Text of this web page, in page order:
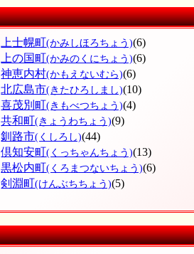
上士幌町(かみしほろちょう)(6)
上の国町(かみのくにちょう)(6)
神恵内村(かもえないむら)(6)
北広島市(きたひろしまし)(10)
喜茂別町(きもべつちょう)(4)
共和町(きょうわちょう)(9)
釧路市(くしろし)(44)
倶知安町(くっちゃんちょう)(13)
黒松内町(くろまつないちょう)(6)
剣淵町(けんぶちちょう)(5)